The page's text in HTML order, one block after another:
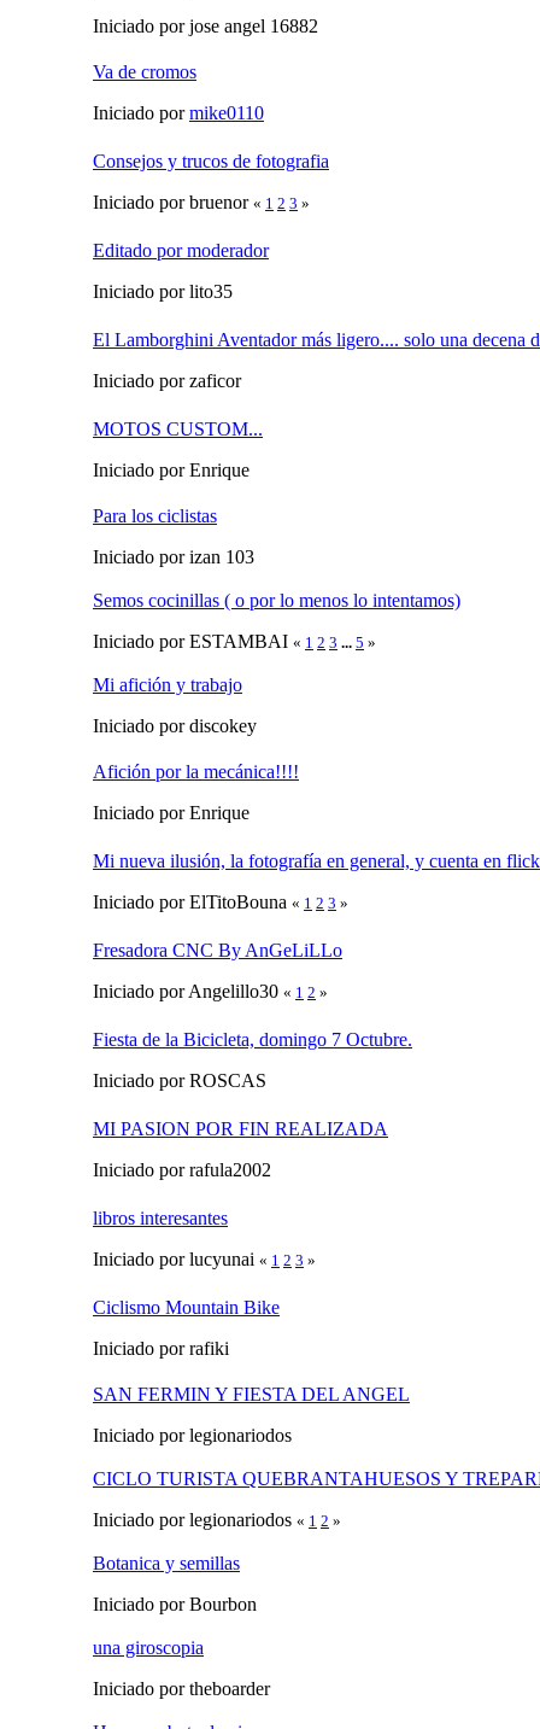
Iniciado por jose angel 16882
Va de cromos
Iniciado pormike0110
Consejos y trucos de fotografia
Iniciado por bruenor « 1 2 3 »
Editado por moderador
Iniciado por lito35
El Lamborghini Aventador más ligero.... solo una decena
Iniciado por zaficor
MOTOS CUSTOM...
Iniciado por Enrique
Para los ciclistas
Iniciado por izan 103
Semos cocinillas ( o por lo menos lo intentamos)
Iniciado por ESTAMBAI « 1 2 3 ... 5 »
Mi afición y trabajo
Iniciado por discokey
Afición por la mecánica!!!!
Iniciado por Enrique
Mi nueva ilusión, la fotografía en general, y cuenta en
Iniciado por ElTitoBouna « 1 2 3 »
Fresadora CNC By AnGeLiLLo
Iniciado por Angelillo30 « 1 2 »
Fiesta de la Bicicleta, domingo 7 Octubre.
Iniciado por ROSCAS
MI PASION POR FIN REALIZADA
Iniciado por rafula2002
libros interesantes
Iniciado por lucyunai « 1 2 3 »
Ciclismo Mountain Bike
Iniciado por rafiki
SAN FERMIN Y FIESTA DEL ANGEL
Iniciado por legionariodos
CICLO TURISTA QUEBRANTAHUESOS Y
Iniciado por legionariodos « 1 2 »
Botanica y semillas
Iniciado por Bourbon
una giroscopia
Iniciado por theboarder